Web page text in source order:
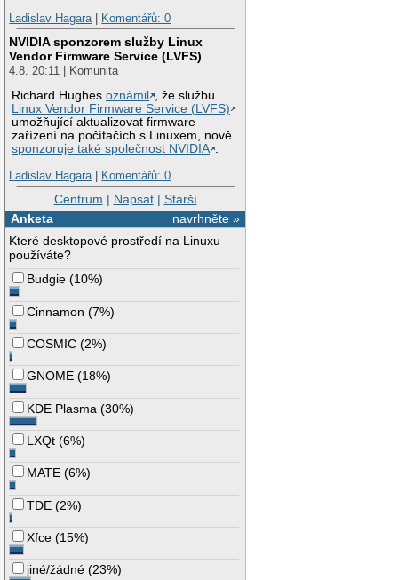
Ladislav Hagara| Komentářů: 0
NVIDIA sponzorem služby Linux
Vendor Firmware Service (LVFS)
4.8. 20:11 | Komunita
Richard Hughesoznámil
, že službu
Linux Vendor Firmware Service (LVFS)
umožňující aktualizovat firmware
zařízení na počítačích s Linuxem, nově
sponzoruje také společnost NVIDIA .
Ladislav Hagara| Komentářů: 0
Centrum | Napsat| Starší
navrhněte »
Anketa
Které desktopové prostředí na Linuxu
používáte?
Budgie (10%)
Cinnamon (7%)
COSMIC (2%)
GNOME (18%)
KDE Plasma (30%)
LXQt (6%)
MATE (6%)
TDE (2%)
Xfce (15%)
jiné/žádné (23%)